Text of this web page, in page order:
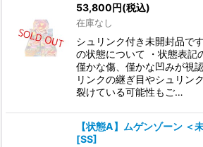
53,800円(税込)
在庫なし
シュリンク付き未開封品で
の状態について ・状態表記
僅かな傷、僅かな凹みが視
リンクの継ぎ目やシュリン
裂けている可能性もご…
【状態A】ムゲンゾーン ＜
[SS]